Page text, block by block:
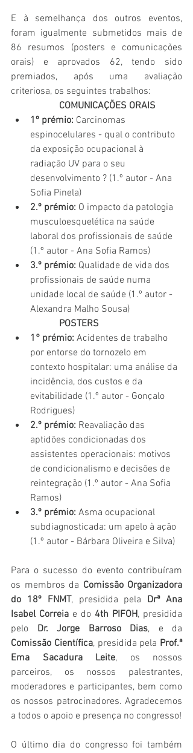
E à semelhança dos outros eventos,
foram igualmente submetidos mais de
86 resumos (posters e comunicações
orais) e aprovados 62, tendo sido
premiados, após uma avaliação
criteriosa, os seguintes trabalhos:
COMUNICAÇÕES ORAIS
1º prémio: Carcinomas
espinocelulares - qual o contributo
da exposição ocupacional à
radiação UV para o seu
desenvolvimento ? (1.º autor - Ana
Sofia Pinela)
2.º prémio: O impacto da patologia
musculoesquelética na saúde
laboral dos profissionais de saúde
(1.º autor - Ana Sofia Ramos)
3.º prémio: Qualidade de vida dos
profissionais de saúde numa
unidade local de saúde (1.º autor -
Alexandra Malho Sousa)
POSTERS
1° prémio: Acidentes de trabalho
por entorse do tornozelo em
contexto hospitalar: uma análise da
incidência, dos custos e da
evitabilidade (1.º autor - Gonçalo
Rodrigues)
2.º prémio: Reavaliação das
aptidões condicionadas dos
assistentes operacionais: motivos
de condicionalismo e decisões de
reintegração (1.º autor - Ana Sofia
Ramos)
3.º prémio: Asma ocupacional
subdiagnosticada: um apelo à ação
(1.º autor - Bárbara Oliveira e Silva)
Para o sucesso do evento contribuíram
os membros da Comissão Organizadora
do 18º FNMT, presidida pela Drª Ana
Isabel Correia e do 4th PIFOH, presidida
pelo Dr. Jorge Barroso Dias
Comissão Científica, presidida pela Prof.ª
Ema Sacadura Leite, os nossos
parceiros, os nossos palestrantes,
moderadores e participantes, bem como
os nossos patrocinadores. Agradecemos
a todos o apoio e presença no congresso!
O último dia do congresso foi também